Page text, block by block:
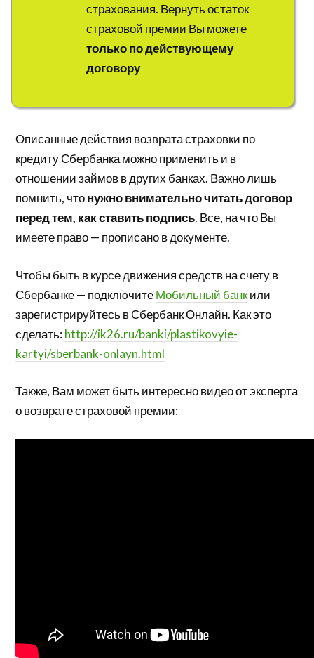
страхования. Вернуть остаток
страховой премии Вы можете
только по действующему
договору
Описанные действия возврата страховки по
кредиту Сбербанка можно применить и в
отношении займов в других банках. Важно лишь
помнить, чтонужно внимательно читать договор
перед тем, как ставить подпись. Все, на что Вы
имеете право — прописано в документе.
Чтобы быть в курсе движения средств на счету в
Сбербанке — подключитеМобильный банкили
зарегистрируйтесь в Сбербанк Онлайн. Как это
сделать:http://ik26.ru/banki/plastikovyie-
kartyi/sberbank-onlayn.html
Также, Вам может быть интересно видео от эксперта
о возврате страховой премии: